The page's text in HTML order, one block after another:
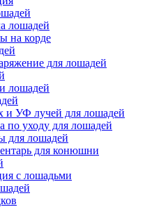
лошадей
на корде
для лошадей
лошадей
и УФ лучей для лошадей
по уходу для лошадей
для лошадей
для конюшни
с лошадьми